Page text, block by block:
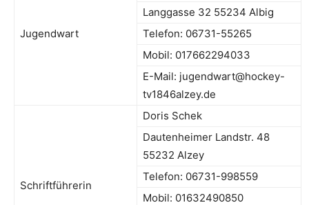
Jugendwart
Langgasse 32 55234 Albig
Telefon: 06731-55265
Mobil: 017662294033
E-Mail: jugendwart@hockey-
tv1846alzey.de
Schriftführerin
Doris Schek
Dautenheimer Landstr. 48
55232 Alzey
Telefon: 06731-998559
Mobil: 01632490850